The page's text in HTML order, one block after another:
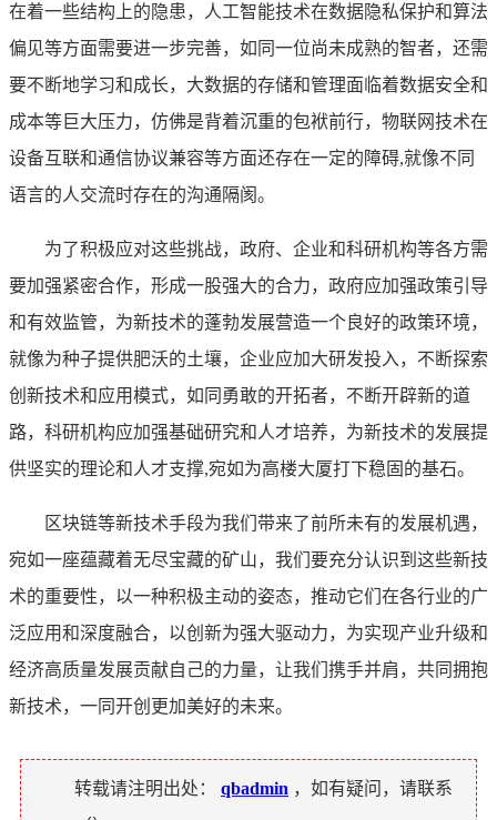
在着一些结构上的隐患，人工智能技术在数据隐私保护和算法
偏见等方面需要进一步完善，如同一位尚未成熟的智者，还需
要不断地学习和成长，大数据的存储和管理面临着数据安全和
成本等巨大压力，仿佛是背着沉重的包袱前行，物联网技术在
设备互联和通信协议兼容等方面还存在一定的障碍,就像不同
语言的人交流时存在的沟通隔阂。
为了积极应对这些挑战，政府、企业和科研机构等各方需
要加强紧密合作，形成一股强大的合力，政府应加强政策引导
和有效监管，为新技术的蓬勃发展营造一个良好的政策环境，
就像为种子提供肥沃的土壤，企业应加大研发投入，不断探索
创新技术和应用模式，如同勇敢的开拓者，不断开辟新的道
路，科研机构应加强基础研究和人才培养，为新技术的发展提
供坚实的理论和人才支撑,宛如为高楼大厦打下稳固的基石。
区块链等新技术手段为我们带来了前所未有的发展机遇，
宛如一座蕴藏着无尽宝藏的矿山，我们要充分认识到这些新技
术的重要性，以一种积极主动的姿态，推动它们在各行业的广
泛应用和深度融合，以创新为强大驱动力，为实现产业升级和
经济高质量发展贡献自己的力量，让我们携手并肩，共同拥抱
新技术，一同开创更加美好的未来。
转载请注明出处： qbadmin ，如有疑问，请联系